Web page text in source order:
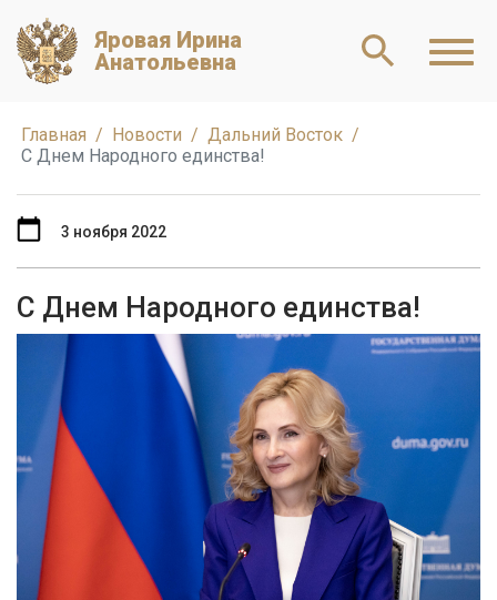
Яровая Ирина
Анатольевна
Главная Новости
Дальний Восток
С Днем Народного единства!
С Днем Народного единства!
3 ноября 2022